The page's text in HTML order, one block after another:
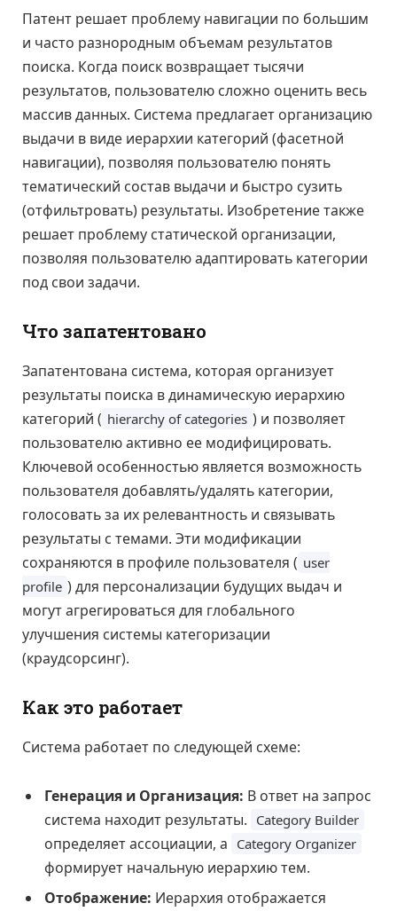
Патент решает проблему навигации по большим
и часто разнородным объемам результатов
поиска. Когда поиск возвращает тысячи
результатов, пользователю сложно оценить весь
массив данных. Система предлагает организацию
выдачи в виде иерархии категорий (фасетной
навигации), позволяя пользователю понять
тематический состав выдачи и быстро сузить
(отфильтровать) результаты. Изобретение также
решает проблему статической организации,
позволяя пользователю адаптировать категории
под свои задачи.
Что запатентовано
Запатентована система, которая организует
результаты поиска в динамическую иерархию
категорий ( hierarchy of categories ) и позволяет
пользователю активно ее модифицировать.
Ключевой особенностью является возможность
пользователя добавлять/удалять категории,
голосовать за их релевантность и связывать
результаты с темами. Эти модификации
сохраняются в профиле пользователя ( user
profile ) для персонализации будущих выдач и
могут агрегироваться для глобального
улучшения системы категоризации
(краудсорсинг).
Как это работает
Система работает по следующей схеме:
Генерация и Организация: В ответ на запрос
система находит результаты. Category Builder
определяет ассоциации, а Category Organizer
формирует начальную иерархию тем.
Отображение: Иерархия отображается